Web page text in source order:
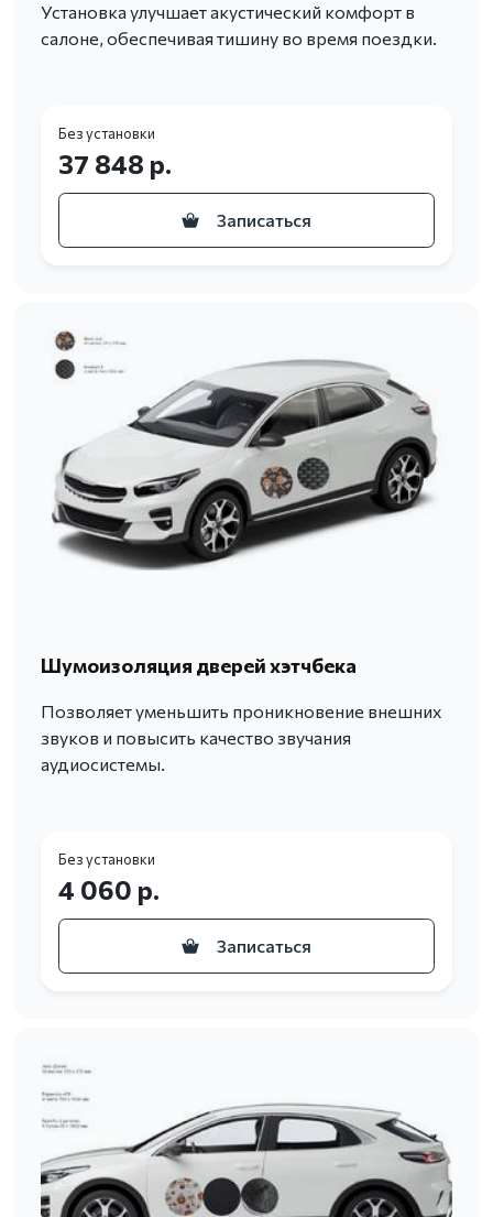
Установка улучшает акустический комфорт в
салоне, обеспечивая тишину во время поездки.
Без установки
37 848 р.
Записаться
Шумоизоляция дверей хэтчбека
Позволяет уменьшить проникновение внешних
звуков и повысить качество звучания
аудиосистемы.
Без установки
4 060 р.
Записаться